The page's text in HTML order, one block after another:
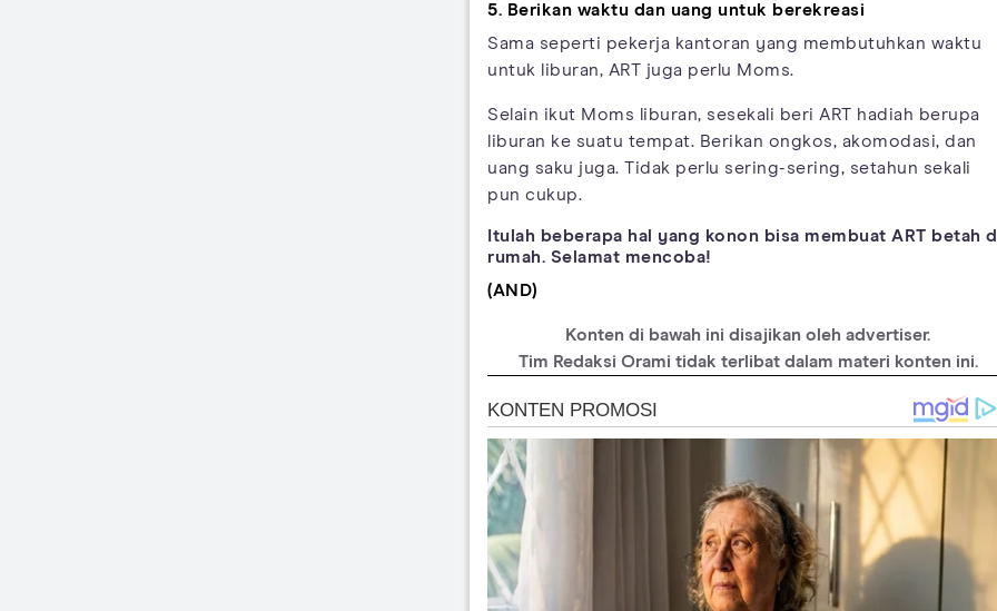
5. Berikan waktu dan uang untuk berekreasi
Sama seperti pekerja kantoran yang membutuhkan waktu
untuk liburan, ART juga perlu Moms.
Selain ikut Moms liburan, sesekali beri ART hadiah berupa
liburan ke suatu tempat. Berikan ongkos, akomodasi, dan
uang saku juga. Tidak perlu sering-sering, setahun sekali
pun cukup.
Itulah beberapa hal yang konon bisa membuat ART betah
rumah. Selamat mencoba!
(AND)
Konten di bawah ini disajikan oleh advertiser.
Tim Redaksi Orami tidak terlibat dalam materi konten ini.